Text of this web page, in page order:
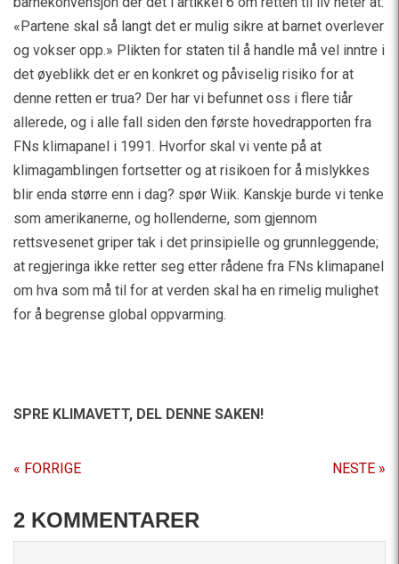
«Partene skal så langt det er mulig sikre at barnet overlever
og vokser opp.» Plikten for staten til å handle må vel inntre i
det øyeblikk det er en konkret og påviselig risiko for at
denne retten er trua? Der har vi befunnet oss i flere tiår
allerede, og i alle fall siden den første hovedrapporten fra
FNs klimapanel i 1991. Hvorfor skal vi vente på at
klimagamblingen fortsetter og at risikoen for å mislykkes
blir enda større enn i dag? spør Wiik. Kanskje burde vi tenke
som amerikanerne, og hollenderne, som gjennom
rettsvesenet griper tak i det prinsipielle og grunnleggende;
at regjeringa ikke retter seg etter rådene fra FNs klimapanel
om hva som må til for at verden skal ha en rimelig mulighet
for å begrense global oppvarming.
SPRE KLIMAVETT, DEL DENNE SAKEN!
« FORRIGE NESTE »
2 KOMMENTARER